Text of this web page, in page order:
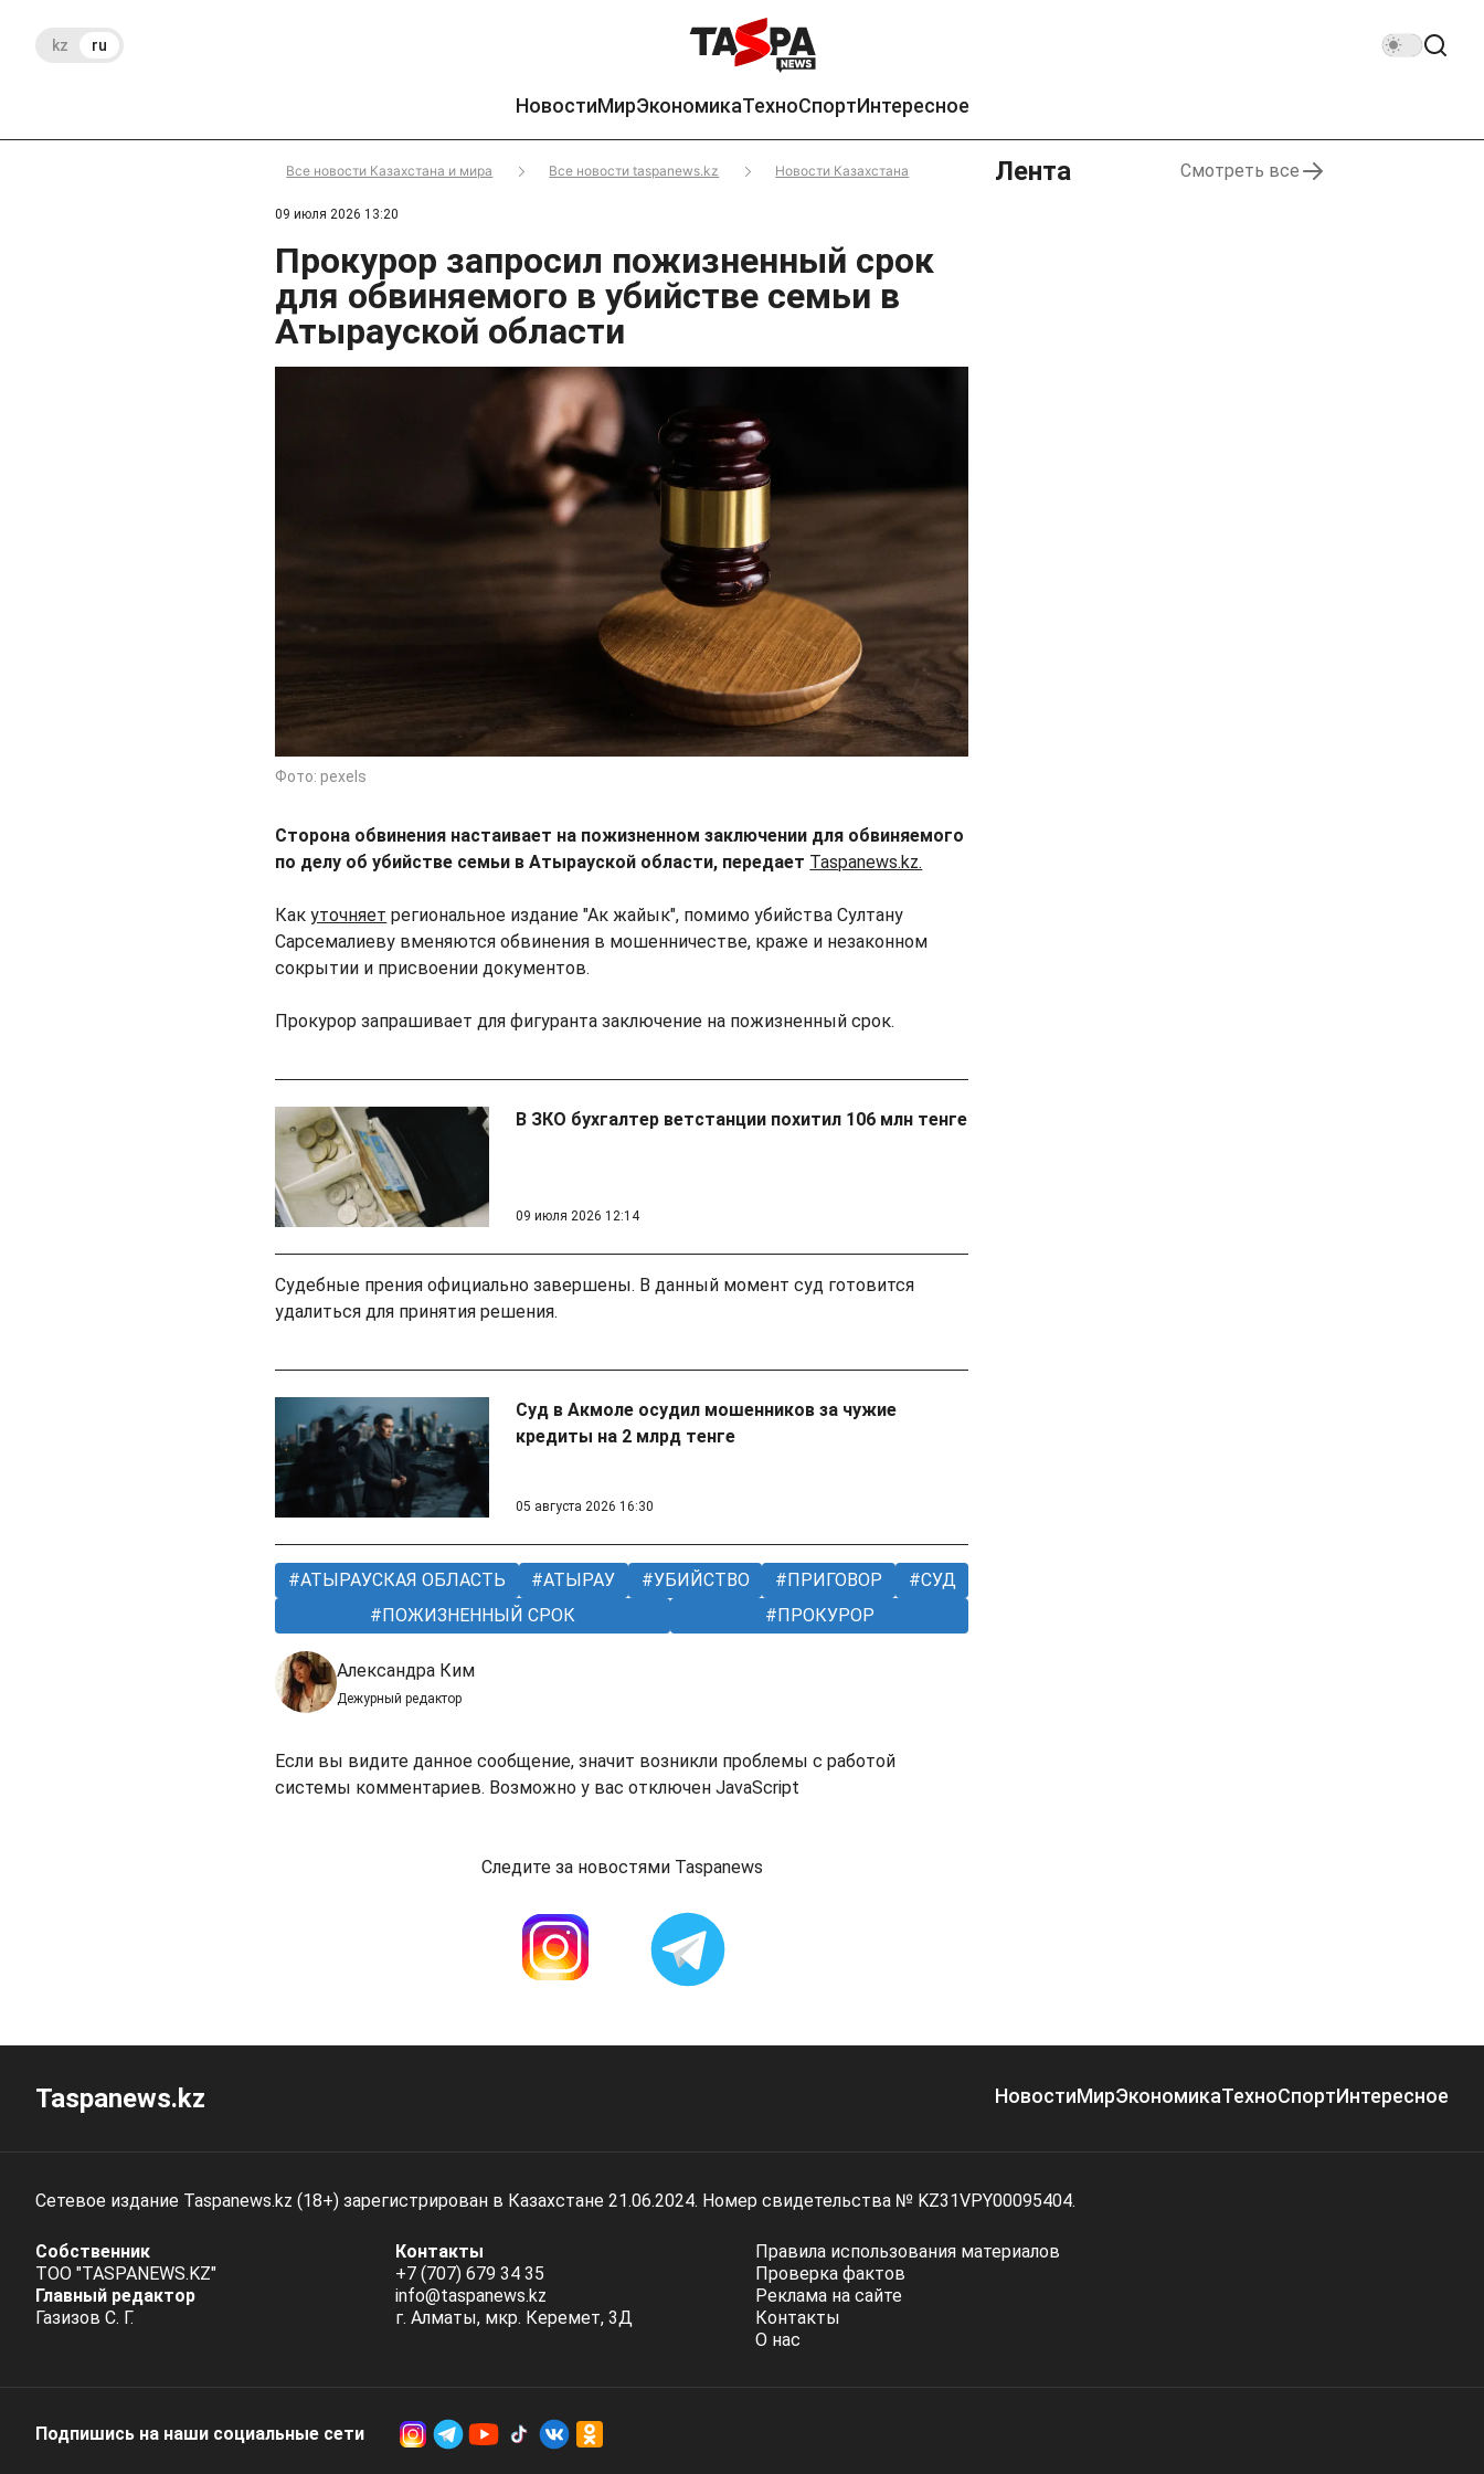
kz ru
НовостиМирЭкономикаТехноСпортИнтересное
Все новости Казахстана и мира Все новости taspanews.kz Новости Казахстана
09 июля 2026 13:20
Прокурор запросил пожизненный срок
для обвиняемого в убийстве семьи в
Атырауской области
Фото: pexels
Сторона обвинения настаивает на пожизненном заключении для обвиняемого
по делу об убийстве семьи в Атырауской области, передает Taspanews.kz.
Какуточняет региональное издание "Ак жайык", помимо убийства Султану
Сарсемалиеву вменяются обвинения в мошенничестве, краже и незаконном
сокрытии и присвоении документов.
Прокурор запрашивает для фигуранта заключение на пожизненный срок.
В ЗКО бухгалтер ветстанции похитил 106 млн тенге
09 июля 2026 12:14
Судебные прения официально завершены. В данный момент суд готовится
удалиться для принятия решения.
Суд в Акмоле осудил мошенников за чужие
кредиты на 2 млрд тенге
05 августа 2026 16:30
АТЫРАУСКАЯ ОБЛАСТЬ АТЫРАУ УБИЙСТВО ПРИГОВОР
СУД
ПОЖИЗНЕННЫЙ СРОК
ПРОКУРОР
Александра Ким
Дежурный редактор
Если вы видите данное сообщение, значит возникли проблемы с работой
системы комментариев. Возможно у вас отключен JavaScript
Следите за новостями Taspanews
Лента Смотреть все
Taspanews.kz НовостиМирЭкономикаТехноСпортИнтересное
Сетевое издание Taspanews.kz (18+) зарегистрирован в Казахстане 21.06.2024. Номер свидетельства № KZ31VPY00095404.
Собственник
ТОО "TASPANEWS.KZ"
Главный редактор
Газизов С. Г.
Контакты
+7 (707) 679 34 35
info@taspanews.kz
г. Алматы, мкр. Керемет, 3Д
Правила использования материалов
Проверка фактов
Реклама на сайте
Контакты
О нас
Подпишись на наши социальные cети